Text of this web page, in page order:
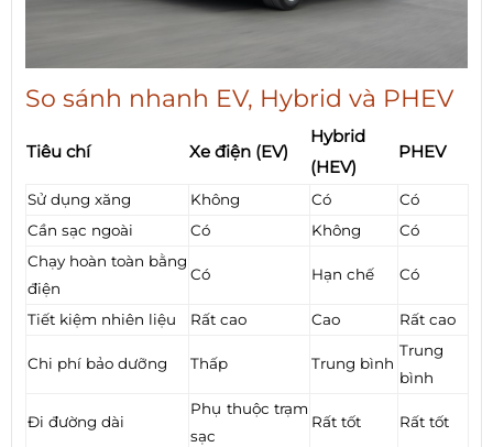
So sánh nhanh EV, Hybrid và PHEV
Tiêu chí Xe điện (EV)
Hybrid
(HEV)
PHEV
Sử dụng xăng Không Có
Có
Cần sạc ngoài
Có Không
Có
Chạy hoàn toàn bằng
điện
Có Hạn chế Có
Tiết kiệm nhiên liệu Rất cao Cao Rất cao
Chi phí bảo dưỡng Thấp Trung bình
Trung
bình
Đi đường dài
Phụ thuộc trạm
sạc
Rất tốt Rất tốt